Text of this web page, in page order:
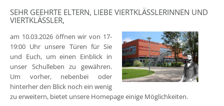
SEHR GEEHRTE ELTERN, LIEBE VIERTKLÄSSLERINNEN UND
VIERTKLÄSSLER,
am 10.03.2026 öffnen wir von 17-
19:00 Uhr unsere Türen für Sie
und Euch, um einen Einblick in
unser Schulleben zu gewähren.
Um vorher, nebenbei oder
hinterher den Blick noch ein wenig
zu erweitern, bietet unsere Homepage einige Möglichkeiten.